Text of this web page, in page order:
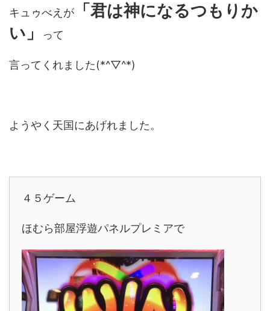
キュゥべえが
「君は神になるつもりか
い」
って
言ってくれました(*^▽^*)
ようやく天国にあげれました。
４５ゲーム
ほむら部屋浮遊パネルプレミアで